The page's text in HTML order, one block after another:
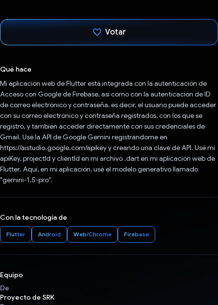
Votar
Qué hace
Mi aplicación web de Flutter está integrada con la autenticación de
Acceso con Google de Firebase, así como con la autenticación de ID
de correo electrónico y contraseña, es decir, el usuario puede acceder
con su correo electrónico y contraseña registrados, con los que se
registró, y también acceder directamente con sus credenciales de
Gmail. Usé la API de Google Gemini registrándome en
https://aistudio.google.com/apikey y creando una clave de API. Usé mi
apiKey, projectId y clientId en mi archivo .dart en mi aplicación web de
Flutter. Aquí, en mi aplicación, usé el modelo generativo llamado
"gemini-1.5-pro".
Con la tecnología de
Flutter Android Web/Chrome Firebase
Equipo
De
Proyecto de SRK